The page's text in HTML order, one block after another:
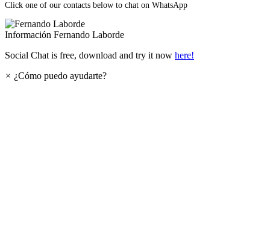
Click one of our contacts below to chat on WhatsApp
Información Fernando Laborde
Social Chat is free, download and try it now here!
× ¿Cómo puedo ayudarte?